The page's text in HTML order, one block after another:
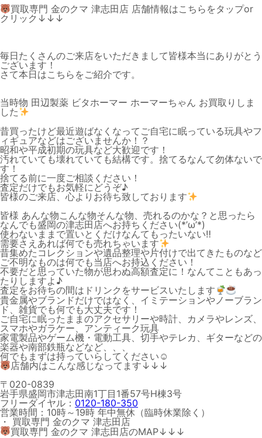
買取専門 金のクマ 津志田店 店舗情報はこちらをタップor
クリック↓↓↓
毎日たくさんのご来店をいただきまして皆様本当にありがとう
ございます！
さて本日はこちらをご紹介です。
当時物 田辺製薬 ビタホーマー ホーマーちゃん お買取りしま
した
昔買ったけど最近遊ばなくなってご自宅に眠っている玩具やフ
ィギュアなどはございませんか！？
昭和や平成初期の玩具など大歓迎です！
汚れていても壊れていても結構です。捨てるなんて勿体ないで
す！
捨てる前に一度ご相談ください！
査定だけでもお気軽にどうぞ♪
皆様のご来店、心よりお待ち致しております
皆様 あんな物こんな物そんな物、売れるのかな？と思ったら
なんでも盛岡の津志田店へお持ちください(*’ω’*)
使わないままで置いとくだけなんてもったいない‼
需要さえあれば何でも売れちゃいます
昔集めたコレクションや遺品整理や片付けで出てきたものなど
ご不明なものは何でも当店へお持込ください！
不要だと思っていた物が思わぬ高額査定に！なんてこともあっ
たりしますよ♪
査定をお待ちの間はドリンクをサービスいたします
貴金属やブランドだけではなく、イミテーションやノーブラン
ド、雑貨でも何でも大丈夫です！
ご自宅に眠ったままのアクセサリーや時計、カメラやレンズ、
スマホやガラケー、アンティーク玩具
家電製品やゲーム機・電動工具、切手やテレカ、ギターなどの
楽器や南部鉄瓶などなど、、、
何でもまずは持っていらしてください☺
店舗内はこんな感じなってます↓↓↓
〒020-0839
岩手県盛岡市津志田南1丁目1番57号H棟3号
フリーダイヤル： 0120-180-350
営業時間：10時～19時 年中無休（臨時休業除く）
・ 買取専門 金のクマ 津志田店
買取専門 金のクマ 津志田店のMAP↓↓↓